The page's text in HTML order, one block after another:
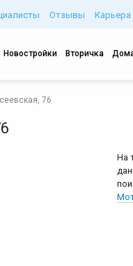
Отзывы Карьера
Новостройки Вторичка
76
На